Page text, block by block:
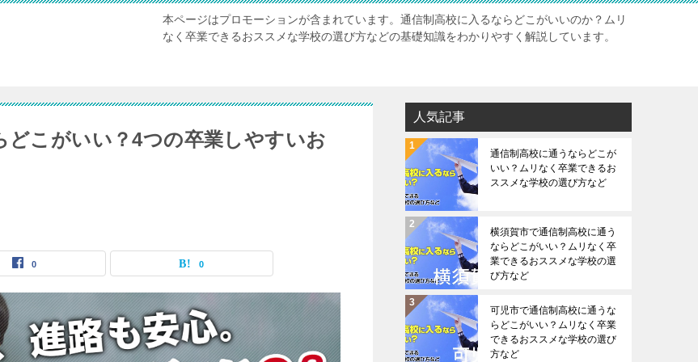
本ページはプロモーションが含まれています。通信制高校に入るならどこがいいのか？ムリ
なく卒業できるおススメな学校の選び方などの基礎知識をわかりやすく解説しています。
どこがいい？4つの卒業しやすいお
0 0
人気記事
通信制高校に通うならどこが
いい？ムリなく卒業できるお
ススメな学校の選び方など
横須賀市で通信制高校に通う
ならどこがいい？ムリなく卒
業できるおススメな学校の選
び方など
可児市で通信制高校に通うな
らどこがいい？ムリなく卒業
できるおススメな学校の選び
方など